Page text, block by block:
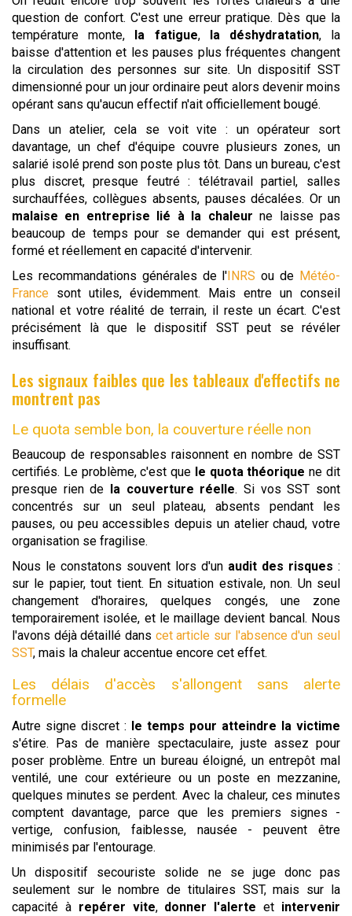
question de confort. C'est une erreur pratique. Dès que la
température monte, la fatigue, la déshydratation, la
baisse d'attention et les pauses plus fréquentes changent
la circulation des personnes sur site. Un dispositif SST
dimensionné pour un jour ordinaire peut alors devenir moins
opérant sans qu'aucun effectif n'ait officiellement bougé.
Dans un atelier, cela se voit vite : un opérateur sort
davantage, un chef d'équipe couvre plusieurs zones, un
salarié isolé prend son poste plus tôt. Dans un bureau, c'est
plus discret, presque feutré : télétravail partiel, salles
surchauffées, collègues absents, pauses décalées. Or un
malaise en entreprise lié à la chaleur ne laisse pas
beaucoup de temps pour se demander qui est présent,
formé et réellement en capacité d'intervenir.
Les recommandations générales de l'INRS ou de Météo-
France sont utiles, évidemment. Mais entre un conseil
national et votre réalité de terrain, il reste un écart. C'est
précisément là que le dispositif SST peut se révéler
insuffisant.
Les signaux faibles que les tableaux d'effectifs ne
montrent pas
Le quota semble bon, la couverture réelle non
Beaucoup de responsables raisonnent en nombre de SST
certifiés. Le problème, c'est que le quota théorique ne dit
presque rien de la couverture réelle. Si vos SST sont
concentrés sur un seul plateau, absents pendant les
pauses, ou peu accessibles depuis un atelier chaud, votre
organisation se fragilise.
Nous le constatons souvent lors d'un audit des risques :
sur le papier, tout tient. En situation estivale, non. Un seul
changement d'horaires, quelques congés, une zone
temporairement isolée, et le maillage devient bancal. Nous
l'avons déjà détaillé dans cet article sur l'absence d'un seul
SST, mais la chaleur accentue encore cet effet.
Les délais d'accès s'allongent sans alerte
formelle
Autre signe discret : le temps pour atteindre la victime
s'étire. Pas de manière spectaculaire, juste assez pour
poser problème. Entre un bureau éloigné, un entrepôt mal
ventilé, une cour extérieure ou un poste en mezzanine,
quelques minutes se perdent. Avec la chaleur, ces minutes
comptent davantage, parce que les premiers signes -
vertige, confusion, faiblesse, nausée - peuvent être
minimisés par l'entourage.
Un dispositif secouriste solide ne se juge donc pas
seulement sur le nombre de titulaires SST, mais sur la
capacité à repérer vite, donner l'alerte et intervenir